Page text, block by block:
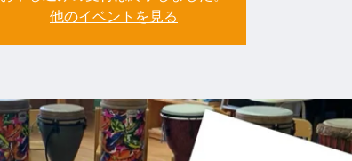
他のイベントを見る